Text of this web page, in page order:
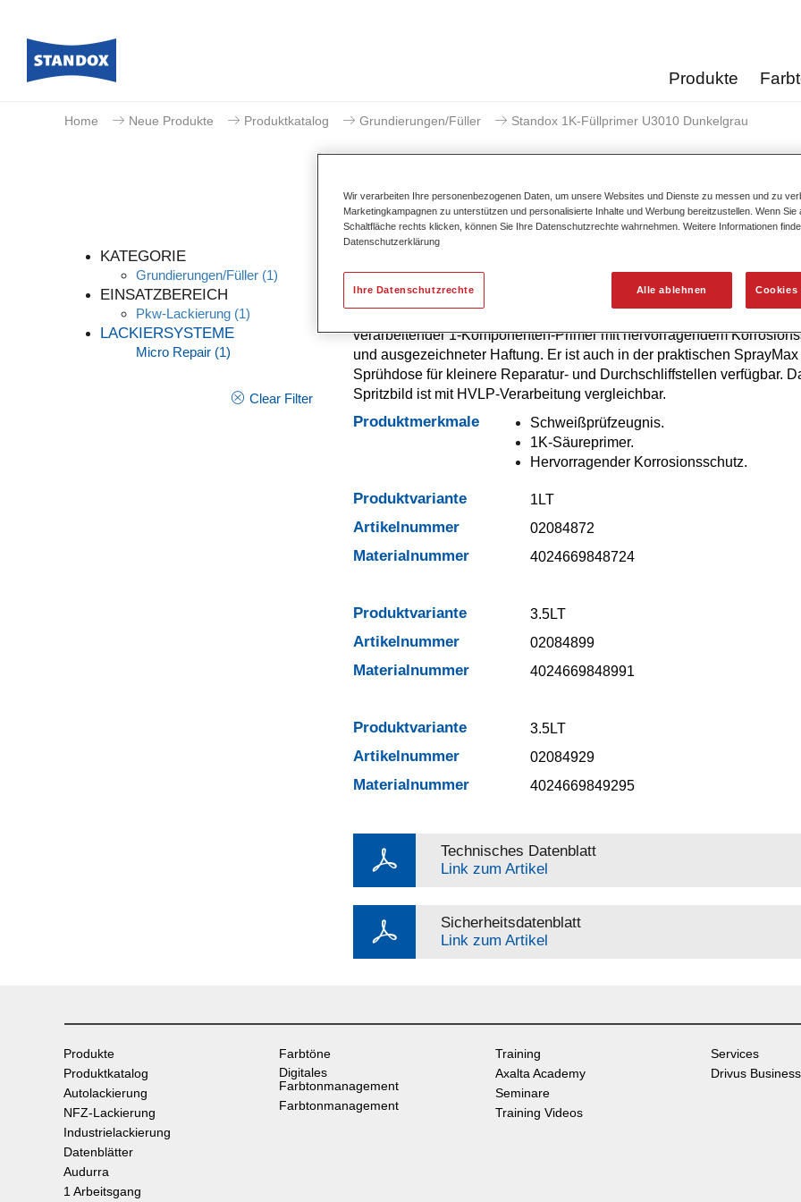
Produkte
Home Neue Produkte Produktkatalog Grundierungen/Füller Standox 1K-Füllprimer U3010 Dunkelgrau
KATEGORIE
Grundierungen/Füller (1)
EINSATZBEREICH
Pkw-Lackierung (1)
LACKIERSYSTEME
Micro Repair (1)
Clear Filter
Standox 1K-Füllprimer
verarbeitender 1-Komponenten-Primer mit hervorragendem
und ausgezeichneter Haftung. Er ist auch in der praktischen SprayMax
Sprühdose für kleinere Reparatur- und Durchschliffstellen verfügbar.
Spritzbild ist mit HVLP-Verarbeitung vergleichbar.
Produktmerkmale
Schweißprüfzeugnis.
1K-Säureprimer.
Hervorragender Korrosionsschutz.
Produktvariante 1LT
Artikelnummer 02084872
Materialnummer 4024669848724
Produktvariante 3.5LT
Artikelnummer 02084899
Materialnummer 4024669848991
Produktvariante 3.5LT
Artikelnummer 02084929
Materialnummer 4024669849295
Technisches Datenblatt
Link zum Artikel
Sicherheitsdatenblatt
Link zum Artikel
Produkte
Produktkatalog
Autolackierung
NFZ-Lackierung
Industrielackierung
Datenblätter
Audurra
1 Arbeitsgang
Farbtöne
Digitales
Farbtonmanagement
Farbtonmanagement
Training
Axalta Academy
Seminare
Training Videos
Services
Drivus
Wir verarbeiten Ihre personenbezogenen Daten, um unsere Websites und Dienste zu messen und zu
Marketingkampagnen zu unterstützen und personalisierte Inhalte und Werbung bereitzustellen. Wenn Sie
Schaltfläche rechts klicken, können Sie Ihre Datenschutzrechte wahrnehmen. Weitere Informationen
Datenschutzerklärung
Alle ablehnen Cookies
Ihre Datenschutzrechte